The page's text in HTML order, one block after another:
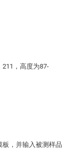
211，高度为87-
，并输入被测样品